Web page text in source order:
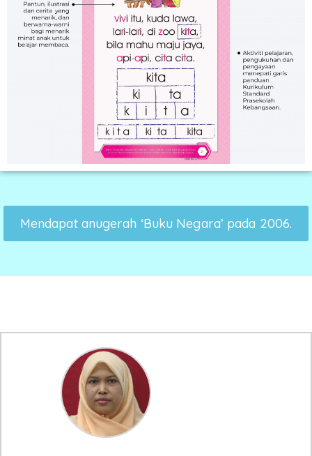
Mendapat anugerah ‘Buku Negara’ pada 2006.